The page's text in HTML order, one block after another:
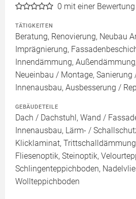
0 mit einer Bewertung
TÄTIGKEITEN
Beratung, Renovierung, Neubau
Imprägnierung,
Innendämmung,
Neueinbau / Montage, Sanierung
Innenausbau, Ausbesserung /
GEBÄUDETEILE
Dach / Dachstuhl, Wand /
Innenausbau, Lärm- /
Klicklaminat,
Fliesenoptik, Steinoptik,
Schlingenteppichboden,
Wollteppichboden